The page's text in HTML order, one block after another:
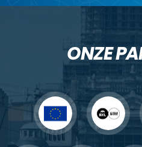
ONZE